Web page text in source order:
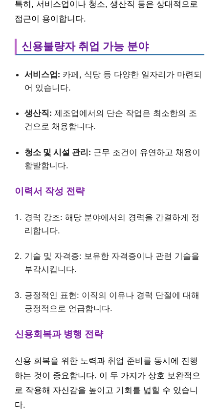
특히, 서비스업이나 청소, 생산직 등은 상대적으로
접근이 용이합니다.
신용불량자 취업 가능 분야
서비스업: 카페, 식당 등 다양한 일자리가 마련되
어 있습니다.
생산직: 제조업에서의 단순 작업은 최소한의 조
건으로 채용합니다.
청소 및 시설 관리: 근무 조건이 유연하고 채용이
활발합니다.
이력서 작성 전략
경력 강조: 해당 분야에서의 경력을 간결하게 정
리합니다.
기술 및 자격증: 보유한 자격증이나 관련 기술을
부각시킵니다.
긍정적인 표현: 이직의 이유나 경력 단절에 대해
긍정적으로 언급합니다.
신용회복과 병행 전략
신용 회복을 위한 노력과 취업 준비를 동시에 진행
하는 것이 중요합니다. 이 두 가지가 상호 보완적으
로 작용해 자신감을 높이고 기회를 넓힐 수 있습니
다.